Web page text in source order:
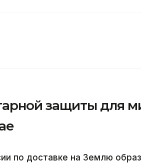
защиты для
по доставке на Землю